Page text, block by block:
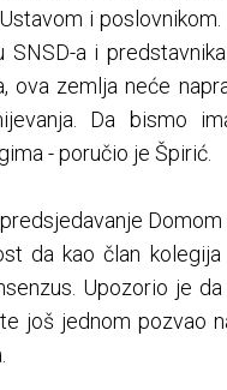
i
a i
ova zemlja neće
Da bismo
- poručio je Špirić.
da kao član
Upozorio je
još jednom pozvao